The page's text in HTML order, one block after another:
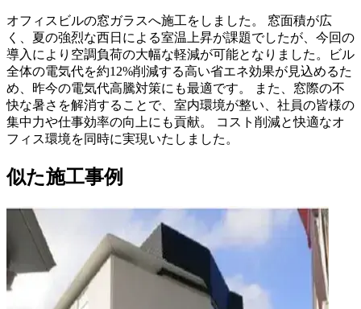
オフィスビルの窓ガラスへ施工をしました。 窓面積が広
く、夏の強烈な西日による室温上昇が課題でしたが、今回の
導入により空調負荷の大幅な軽減が可能となりました。ビル
全体の電気代を約12%削減する高い省エネ効果が見込めるた
め、昨今の電気代高騰対策にも最適です。 また、窓際の不
快な暑さを解消することで、室内環境が整い、社員の皆様の
集中力や仕事効率の向上にも貢献。 コスト削減と快適なオ
フィス環境を同時に実現いたしました。
似た施工事例